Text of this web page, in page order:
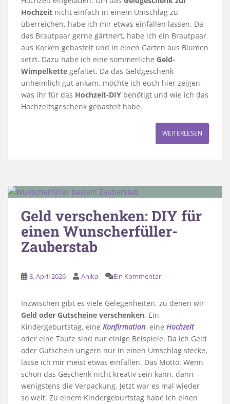
Hochzeit nicht einfach in einem Umschlag zu
überreichen, habe ich mir etwas einfallen lassen. Da
das Brautpaar gerne gärtnert, habe ich ein Brautpaar
aus Korken gebastelt und in einen Garten aus Blumen
setzt. Dazu habe ich eine sommerliche Geld-
Wimpelkette gefaltet. Da das Geldgeschenk
unheimlich gut ankam, möchte ich euch hier zeigen,
was ihr für das Hochzeit-DIY benötigt und wie ich das
Hochzeitsgeschenk gebastelt habe.
WEITERLESEN
Geld verschenken: DIY für
einen Wunscherfüller-
Zauberstab
8. April 2026 Anika Ein Kommentar
Inzwischen gibt es viele Gelegenheiten, zu denen wir
Geld oder Gutscheine verschenken. Ein
Kindergeburtstag, eine Konfirmation, eine Hochzeit
oder eine Taufe sind nur einige Beispiele. Da ich Geld
oder Gutschein ungern nur in einen Umschlag stecke,
lasse ich mir meist etwas einfallen. Das Motto: Wenn
schon das Geschenk nicht kreativ sein kann, dann
wenigstens die Verpackung. Jetzt war es mal wieder
so weit. Zu einem Kindergeburtstag habe ich einen